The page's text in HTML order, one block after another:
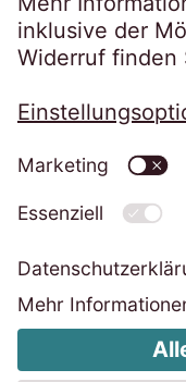
Code of
Whistleblower